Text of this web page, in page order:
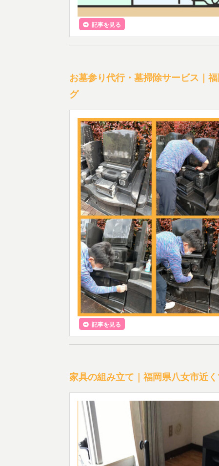
記事を見る
お墓参り代行・墓掃除サービス｜
グ
記事を見る
家具の組み立て｜福岡県八女市近